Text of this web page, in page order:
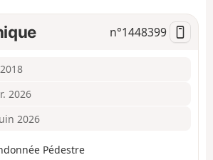
n°1448399
2026
2026
Pédestre